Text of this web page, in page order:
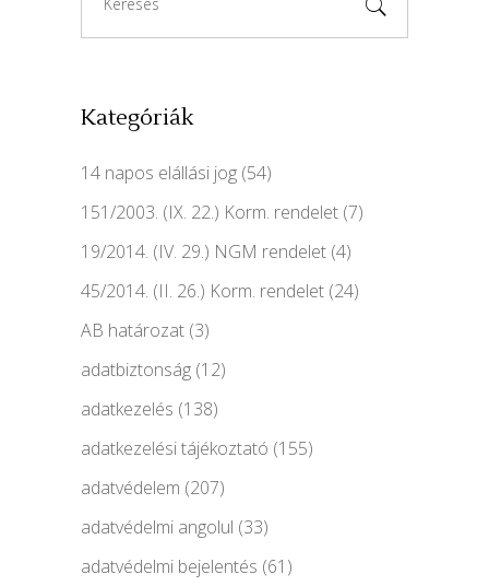
for:
Kategóriák
14 napos elállási jog (54)
151/2003. (IX. 22.) Korm. rendelet (7)
19/2014. (IV. 29.) NGM rendelet (4)
45/2014. (II. 26.) Korm. rendelet (24)
AB határozat (3)
adatbiztonság (12)
adatkezelés (138)
adatkezelési tájékoztató (155)
adatvédelem (207)
adatvédelmi angolul (33)
adatvédelmi bejelentés (61)